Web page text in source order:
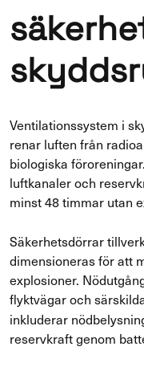
Ventilationssystem i
renar luften från
biologiska
luftkanaler och
minst 48 timmar utan
Säkerhetsdörrar
dimensioneras för att
explosioner.
flyktvägar och
inkluderar
reservkraft genom